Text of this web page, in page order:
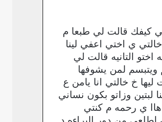
كيفك قالت لي طبعا م
ي اختي اعفي لينا
التانيه قالت لي
ويتبسم لمن يشوفها
خ خالتي انا يامن ع
لبتين وزاتو بكون نساني
ي رحمه م كنتي